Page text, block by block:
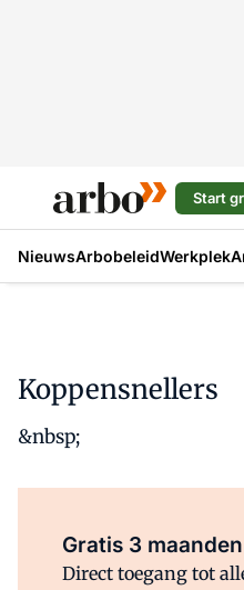
Start
NieuwsArbobeleidWerkplek
Koppensnellers
&nbsp;
Gratis 3
Direct toegang tot